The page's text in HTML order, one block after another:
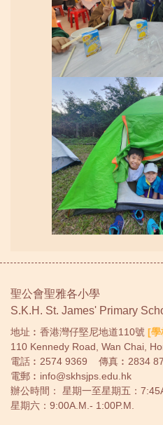
聖公會聖雅各小學
S.K.H. St. James' Primary
地址︰香港灣仔堅尼地道110號 [學
110 Kennedy Road, Wan Chai,
電話︰ 2574 9369 傳真︰2834
電郵︰ info@skhsjps.edu.hk
辦公時間： 星期一至星期五：
星期六：9:00A.M.- 1:00P.M.